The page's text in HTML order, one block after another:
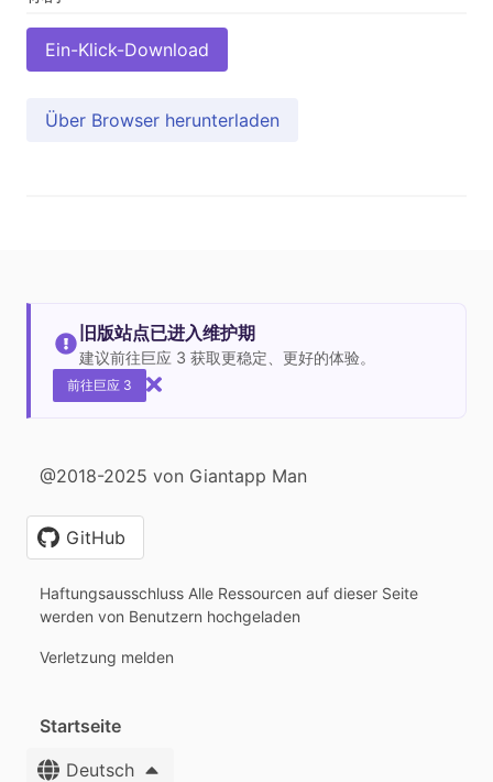
Ein-Klick-Download
Über Browser herunterladen
旧版站点已进入维护期
建议前往巨应 3 获取更稳定、更好的体验。
前往巨应 3
@2018-2025 von Giantapp Man
GitHub
Haftungsausschluss Alle Ressourcen auf dieser Seite
werden von Benutzern hochgeladen
Verletzung melden
Startseite
Deutsch